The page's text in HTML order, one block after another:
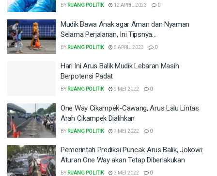
BY RUANG POLITIK 12 APRIL 2023 0
Mudik Bawa Anak agar Aman dan Nyaman
Selama Perjalanan, Ini Tipsnya…
BY RUANG POLITIK 5 APRIL 2023 0
Hari Ini Arus Balik Mudik Lebaran Masih
Berpotensi Padat
BY RUANG POLITIK 9 MEI 2022 0
One Way Cikampek-Cawang, Arus Lalu Lintas
Arah Cikampek Dialihkan
BY RUANG POLITIK 7 MEI 2022 0
Pemerintah Prediksi Puncak Arus Balik, Jokowi:
Aturan One Way akan Tetap Diberlakukan
BY RUANG POLITIK 3 MEI 2022 0